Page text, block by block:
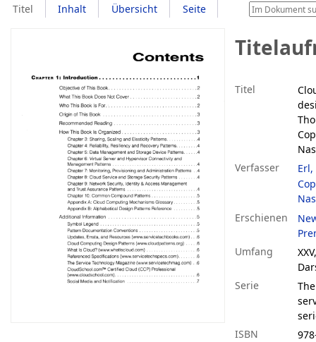
Titel Inhalt Übersicht Seite
Titel
Verfasser
Erschienen
Umfang
Serie
ISBN